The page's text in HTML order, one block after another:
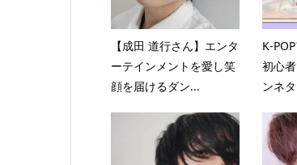
【成田 道行さん】エンタ
ーテインメントを愛し笑
顔を届けるダン...
K-
初心
ンネ